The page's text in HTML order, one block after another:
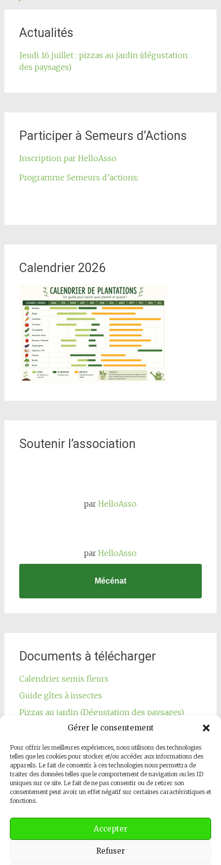
Gérer le consentement
Pour offrir les meilleures expériences, nous utilisons des technologies
telles que les cookies pour stocker et/ou accéder aux informations des
appareils. Le fait de consentir à ces technologies nous permettra de
traiter des données telles que le comportement de navigation ou les ID
uniques sur ce site. Le fait de ne pas consentir ou de retirer son
consentement peut avoir un effet négatif sur certaines caractéristiques et
fonctions.
Accepter
Refuser
Actualités
Jeudi 16 juillet : pizzas au jardin (dégustation
des paysages)
Participer à Semeurs d’Actions
Inscription par HelloAsso
Programme Semeurs d’actions:
Calendrier 2026
Soutenir l’association
parHelloAsso
parHelloAsso
Mécénat
Documents à télécharger
Calendrier semis fleurs
Guide gîtes à insectes
Pizzas au jardin (Dégustation des paysages)
Notre page Facebook